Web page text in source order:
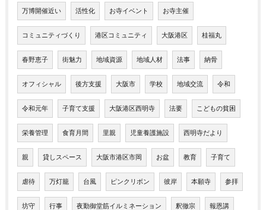
万博開催近い 活性化 お寺イベント お寺主催
コミュニティづくり 港区コミュニティ 大阪港区 桂福丸
春野恵子 街魅力 地域資源 地域人材 法事 納骨
オフィシャル 後方支援 大阪市 学校 地域交流 令和
令和元年 子育て支援 大阪港区西明寺 法要 こどもの貧困
栄養管理 食育月間 里親 児童養護施設 西明寺だより
親 貸しスペース 大阪市港区市岡 お盆 教育 子育て
虐待 万灯籠 台風 ピンクリボン 彼岸 本願寺 参拝
坊守 行事 夜勤御堂筋イルミネーション 釈徹宗 報恩講